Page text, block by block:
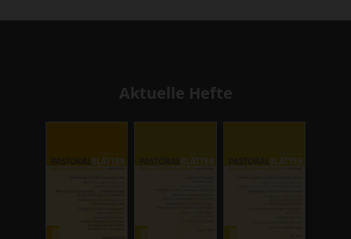
Aktuelle Hefte